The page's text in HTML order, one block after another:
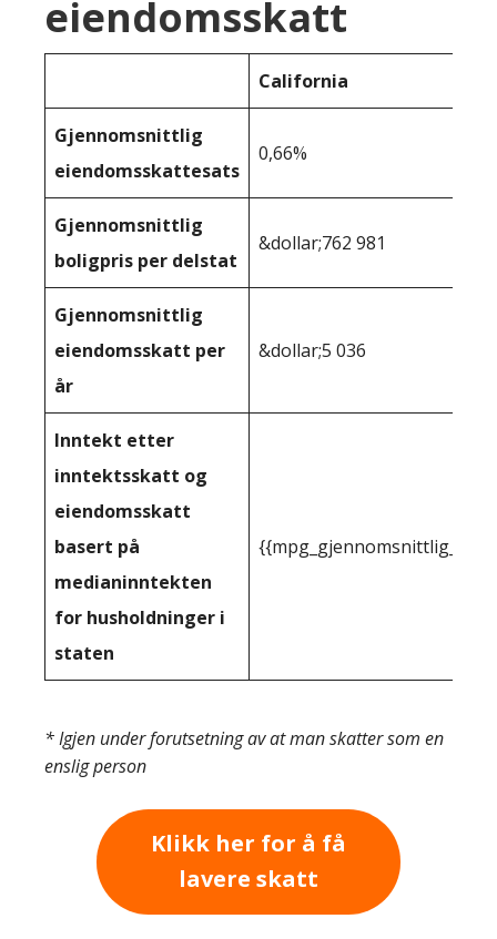
eiendomsskatt
California
Gjennomsnittlig
eiendomsskattesats
0,66%
Gjennomsnittlig
boligpris per delstat
&dollar;762 981
Gjennomsnittlig
eiendomsskatt per
år
&dollar;5 036
Inntekt etter
inntektsskatt og
eiendomsskatt
basert på
medianinntekten
for husholdninger i
staten
* Igjen under forutsetning av at man skatter som en
enslig person
Klikk her for å få
lavere skatt